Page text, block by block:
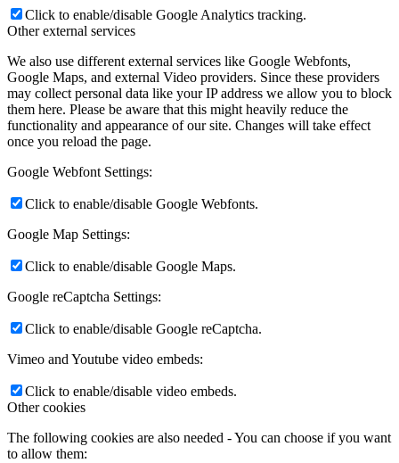
Click to enable/disable Google Analytics tracking.
Other external services
We also use different external services like Google Webfonts,
Google Maps, and external Video providers. Since these providers
may collect personal data like your IP address we allow you to block
them here. Please be aware that this might heavily reduce the
functionality and appearance of our site. Changes will take effect
once you reload the page.
Google Webfont Settings:
Click to enable/disable Google Webfonts.
Google Map Settings:
Click to enable/disable Google Maps.
Google reCaptcha Settings:
Click to enable/disable Google reCaptcha.
Vimeo and Youtube video embeds:
Click to enable/disable video embeds.
Other cookies
The following cookies are also needed - You can choose if you want
to allow them: